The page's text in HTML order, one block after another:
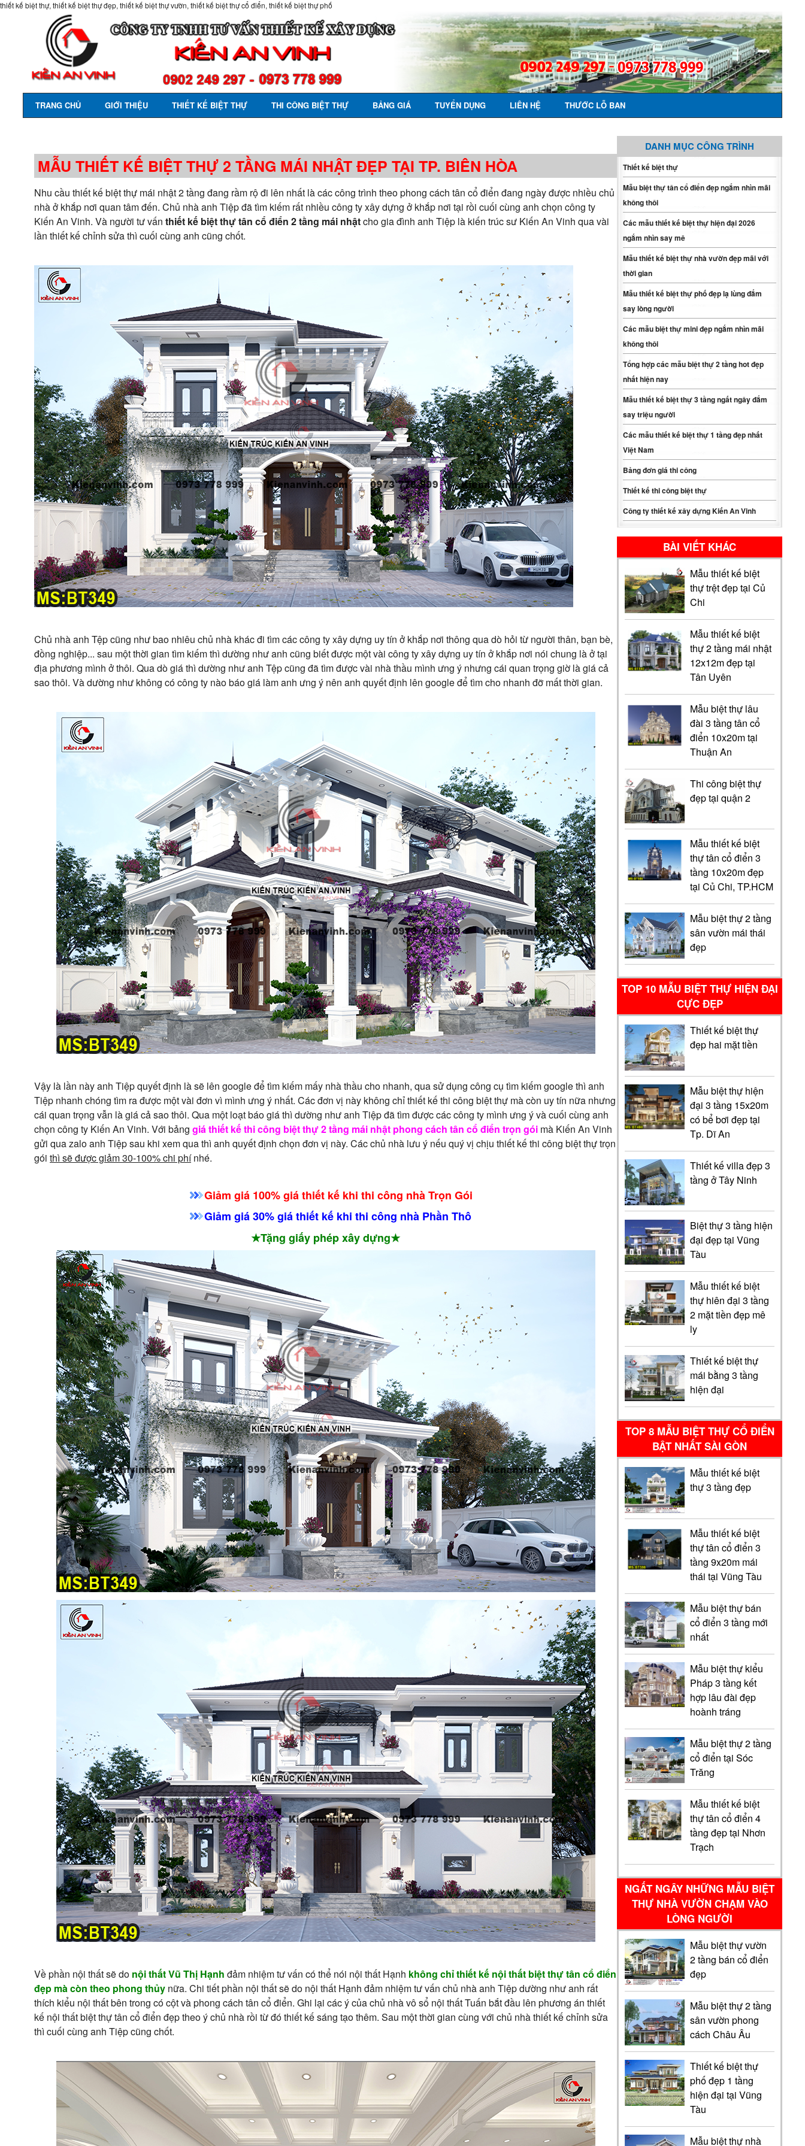
thiết kế biệt thự, thiết kế biệt thự đẹp, thiết kế biệt thự vườn, thiết kế biệt thự cổ điển, thiết kế biệt thự phố
TRANG CHỦ GIỚI THIỆU THIẾT KẾ BIỆT THỰ THI CÔNG BIỆT THỰ BẢNG GIÁ TUYỂN DỤNG LIÊN HỆ THƯỚC LỖ BAN
DANH MỤC CÔNG TRÌNH
Thiết kế biệt thự
Mẫu biệt thự tân cổ điển đẹp ngắm nhìn mãi
không thôi
Các mẫu thiết kế biệt thự hiện đại 2026
ngắm nhìn say mê
Mẫu thiết kế biệt thự nhà vườn đẹp mãi với
thời gian
Mẫu thiết kế biệt thự phố đẹp lạ lùng đắm
say lòng người
Các mẫu biệt thự mini đẹp ngắm nhìn mãi
không thôi
Tổng hợp các mẫu biệt thự 2 tầng hot đẹp
nhất hiện nay
Mẫu thiết kế biệt thự 3 tầng ngất ngây đắm
say triệu người
Các mẫu thiết kế biệt thự 1 tầng đẹp nhất
Việt Nam
Bảng đơn giá thi công
Thiết kế thi công biệt thự
Công ty thiết kế xây dựng Kiến An Vinh
BÀI VIẾT KHÁC
Mẫu thiết kế biệt
thự trệt đẹp tại Củ
Chi
Mẫu thiết kế biệt
thự 2 tầng mái nhật
12x12m đẹp tại
Tân Uyên
Mẫu biệt thự lâu
đài 3 tầng tân cổ
điển 10x20m tại
Thuận An
Thi công biệt thự
đẹp tại quận 2
Mẫu thiết kế biệt
thự tân cổ điển 3
tầng 10x20m đẹp
tại Củ Chi, TP.HCM
Mẫu biệt thự 2 tầng
sân vườn mái thái
đẹp
TOP 10 MẪU BIỆT THỰ HIỆN ĐẠI
CỰC ĐẸP
Thiết kế biệt thự
đẹp hai mặt tiền
Mẫu biệt thự hiện
đại 3 tầng 15x20m
có bể bơi đẹp tại
Tp. Dĩ An
Thiết kế villa đẹp 3
tầng ở Tây Ninh
Biệt thự 3 tầng hiện
đại đẹp tại Vũng
Tàu
Mẫu thiết kế biệt
thự hiên đại 3 tầng
2 mặt tiền đẹp mê
ly
Thiết kế biệt thự
mái bằng 3 tầng
hiện đại
TOP 8 MẪU BIỆT THỰ CỔ ĐIỂN
BẬT NHẤT SÀI GÒN
Mẫu thiết kế biệt
thự 3 tầng đẹp
Mẫu thiết kế biệt
thự tân cổ điển 3
tầng 9x20m mái
thái tại Vũng Tàu
Mẫu biệt thự bán
cổ điển 3 tầng mới
nhất
Mẫu biệt thự kiểu
Pháp 3 tầng kết
hợp lâu đài đẹp
hoành tráng
Mẫu biệt thự 2 tầng
cổ điển tại Sóc
Trăng
Mẫu thiết kế biệt
thự tân cổ điển 4
tầng đẹp tại Nhơn
Trạch
NGẤT NGÂY NHỮNG MẪU BIỆT
THỰ NHÀ VƯỜN CHẠM VÀO
LÒNG NGƯỜI
Mẫu biệt thự vườn
2 tầng bán cổ điển
đẹp
Mẫu biệt thự 2 tầng
sân vườn phong
cách Châu Âu
Thiết kế biệt thự
phố đẹp 1 tầng
hiện đại tại Vũng
Tàu
Mẫu biệt thự nhà
MẪU THIẾT KẾ BIỆT THỰ 2 TẦNG MÁI NHẬT ĐẸP TẠI TP. BIÊN HÒA
Nhu cầu thiết kế biệt thự mái nhật 2 tầng đang rầm rộ đi lên nhất là các công trình theo phong cách tân cổ điển đang ngày được nhiều chủ
nhà ở khắp nơi quan tâm đến. Chủ nhà anh Tiệp đã tìm kiếm rất nhiều công ty xây dựng ở khắp nơi tại rồi cuối cùng anh chọn công ty
Kiến An Vinh. Và người tư vấnthiết kế biệt thự tân cổ điển 2 tầng mái nhậtcho gia đình anh Tiệp là kiến trúc sư Kiến An Vinh qua vài
lần thiết kế chỉnh sửa thì cuối cùng anh cũng chốt.
Chủ nhà anh Tệp cũng như bao nhiêu chủ nhà khác đi tìm các công ty xây dựng uy tín ở khắp nơi thông qua dò hỏi từ người thân, bạn bè,
đồng nghiệp... sau một thời gian tìm kiếm thì dường như anh cũng biết được một vài công ty xây dựng uy tín ở khắp nơi nói chung là ở tại
địa phương mình ở thôi. Qua dò giá thì dường như anh Tệp cũng đã tìm được vài nhà thầu mình ưng ý nhưng cái quan trọng giờ là giá cả
sao thôi. Và dường như không có công ty nào báo giá làm anh ưng ý nên anh quyết định lên google để tìm cho nhanh đỡ mất thời gian.
Vậy là lần này anh Tiệp quyết định là sẽ lên google để tìm kiếm mấy nhà thầu cho nhanh, qua sử dụng công cụ tìm kiếm google thì anh
Tiệp nhanh chóng tìm ra được một vài đơn vì mình ưng ý nhất. Các đơn vị này không chỉ thiết kế thi công biệt thự mà còn uy tín nữa nhưng
cái quan trọng vẫn là giá cả sao thôi. Qua một loạt báo giá thì dường như anh Tiệp đã tìm được các công ty mình ưng ý và cuối cùng anh
chọn công ty Kiến An Vinh. Với bảnggiá thiết kế thi công biệt thự 2 tầng mái nhật phong cách tân cổ điển trọn gói mà Kiến An Vinh
gửi qua zalo anh Tiệp sau khi xem qua thì anh quyết định chọn đơn vị này. Các chủ nhà lưu ý nếu quý vị chịu thiết kế thi công biệt thự trọn
góithì sẽ được giảm 30-100% chi phínhé.
Giảm giá 100% giá thiết kế khi thi công nhà Trọn Gói
Giảm giá 30% giá thiết kế khi thi công nhà Phần Thô
★Tặng giấy phép xây dựng★
Về phần nội thất sẽ do nội thất Vũ Thị Hạnh đảm nhiệm tư vấn có thể nói nội thất Hạnh không chỉ thiết kế nội thất biệt thự tân cổ điển
đẹp mà còn theo phong thủy nữa. Chi tiết phần nội thất sẽ do nội thất Hạnh đảm nhiệm tư vấn chủ nhà anh Tiệp dường như anh rất
thích kiểu nội thất bên trong có cột và phong cách tân cổ điển. Ghi lại các ý của chủ nhà vô sổ nội thất Tuấn bắt đầu lên phương án thiết
kế nội thất biệt thự tân cổ điển đẹp theo ý chủ nhà rồi từ đó thiết kế sáng tạo thêm. Sau một thời gian cùng với chủ nhà thiết kế chỉnh sửa
thì cuối cùng anh Tiệp cũng chốt.